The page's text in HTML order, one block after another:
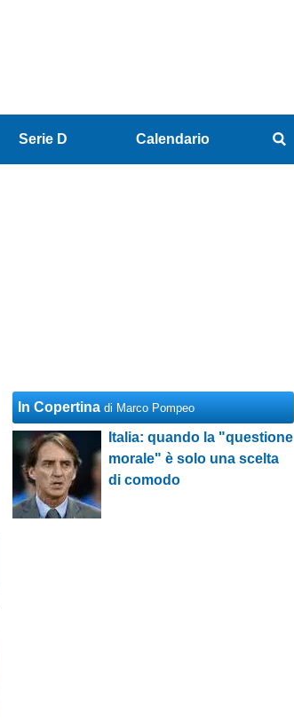
Serie D Calendario
In Copertina di Marco Pompeo
Italia: quando la "questione
morale" è solo una scelta
di comodo